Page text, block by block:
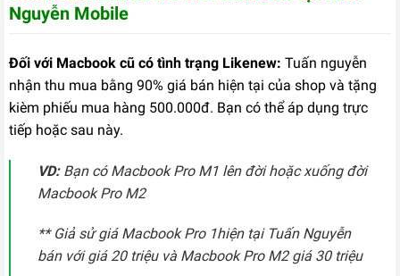
Nguyễn Mobile
Đối với Macbook cũ có tình trạng Likenew: Tuấn nguyễn
nhận thu mua bằng 90% giá bán hiện tại của shop và tặng
kièm phiếu mua hàng 500.000đ. Bạn có thể áp dụng trực
tiếp hoặc sau này.
VD:Bạn có Macbook Pro M1 lên đời hoặc xuống đời
Macbook Pro M2
** Giả sử giá Macbook Pro 1hiện tại Tuấn Nguyễn
bán với giá 20 triệu và Macbook Pro M2 giá 30 triệu